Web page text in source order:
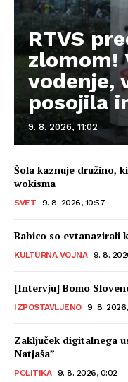
RTVS
zlomom!
vodenje,
posojila
9. 8. 2026, 11:02
Šola kaznuje družino,
wokisma
SVET 9. 8. 2026, 10:57
Babico so evtanazirali
KULTURNA VOJNA 9. 8.
[Intervju] Bomo
IZPOSTAVLJENO 9. 8.
Zaključek digitalnega
Natjaša”
POLITIKA 9. 8. 2026, 0:02